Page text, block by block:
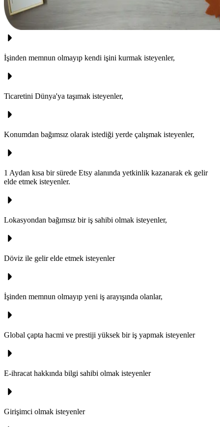
İşinden memnun olmayıp kendi işini kurmak isteyenler,
Ticaretini Dünya'ya taşımak isteyenler,
Konumdan bağımsız olarak istediği yerde çalışmak isteyenler,
1 Aydan kısa bir sürede Etsy alanında yetkinlik kazanarak ek gelir
elde etmek isteyenler.
Lokasyondan bağımsız bir iş sahibi olmak isteyenler,
Döviz ile gelir elde etmek isteyenler
İşinden memnun olmayıp yeni iş arayışında olanlar,
Global çapta hacmi ve prestiji yüksek bir iş yapmak isteyenler
E-ihracat hakkında bilgi sahibi olmak isteyenler
Girişimci olmak isteyenler